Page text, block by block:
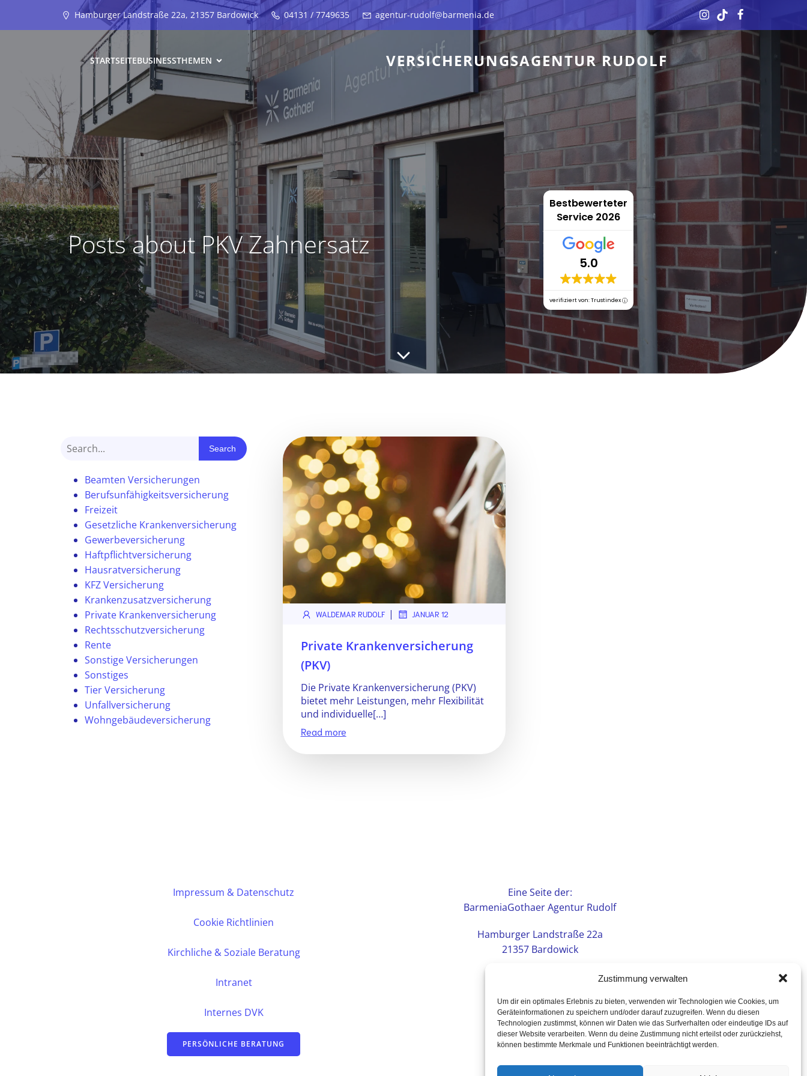
Zustimmung verwalten
Um dir ein optimales Erlebnis zu bieten, verwenden wir Technologien wie Cookies, um
Geräteinformationen zu speichern und/oder darauf zuzugreifen. Wenn du diesen
Technologien zustimmst, können wir Daten wie das Surfverhalten oder eindeutige IDs auf
dieser Website verarbeiten. Wenn du deine Zustimmung nicht erteilst oder zurückziehst,
können bestimmte Merkmale und Funktionen beeinträchtigt werden.
Hamburger Landstraße 22a, 21357 Bardowick 04131 / 7749635 agentur-rudolf@barmenia.de
STARTSEITEBUSINESSTHEMEN VERSICHERUNGSAGENTUR RUDOLF
Posts about PKV Zahnersatz
Bestbewerteter
Service 2026
5.0
verifiziert von: Trustindex
Search
Beamten Versicherungen
Berufsunfähigkeitsversicherung
Freizeit
Gesetzliche Krankenversicherung
Gewerbeversicherung
Haftpflichtversicherung
Hausratversicherung
KFZ Versicherung
Krankenzusatzversicherung
Private Krankenversicherung
Rechtsschutzversicherung
Rente
Sonstige Versicherungen
Sonstiges
Tier Versicherung
Unfallversicherung
Wohngebäudeversicherung
WALDEMAR RUDOLF | JANUAR 12
Private Krankenversicherung
(PKV)
Die Private Krankenversicherung (PKV)
bietet mehr Leistungen, mehr Flexibilität
und individuelle[…]
Read more
Impressum & Datenschutz
Cookie Richtlinien
Kirchliche & Soziale Beratung
Intranet
Internes DVK
PERSÖNLICHE BERATUNG
Eine Seite der:
BarmeniaGothaer Agentur Rudolf
Hamburger Landstraße 22a
21357 Bardowick